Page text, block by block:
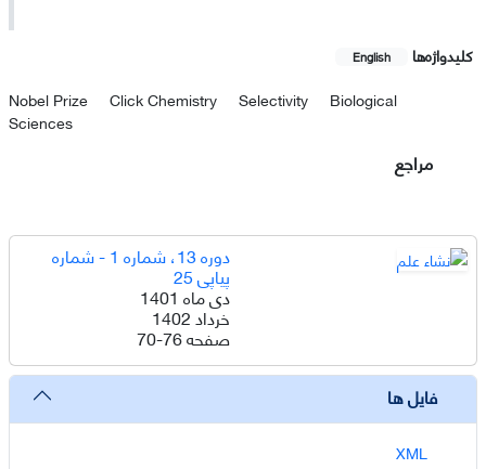
کلیدواژه‌ها English
Nobel Prize Click Chemistry Selectivity
Biological
Sciences
مراجع
دوره 13، شماره 1 - شماره
پیاپی 25
دی ماه 1401
خرداد 1402
صفحه70-76
فایل ها
XML